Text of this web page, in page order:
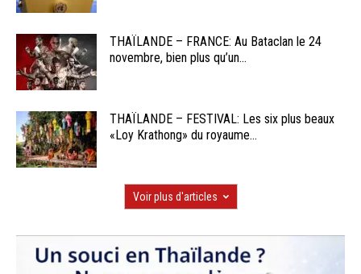
THAÏLANDE – FRANCE: Au Bataclan le 24
novembre, bien plus qu’un...
THAÏLANDE – FESTIVAL: Les six plus beaux
«Loy Krathong» du royaume...
Voir plus d'articles